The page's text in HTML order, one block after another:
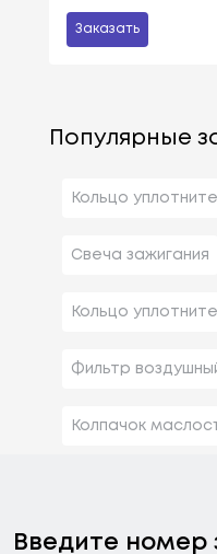
Заказать
Популярные
Кольцо
Свеча зажигания
Кольцо
Фильтр
Колпачок
Введите номер